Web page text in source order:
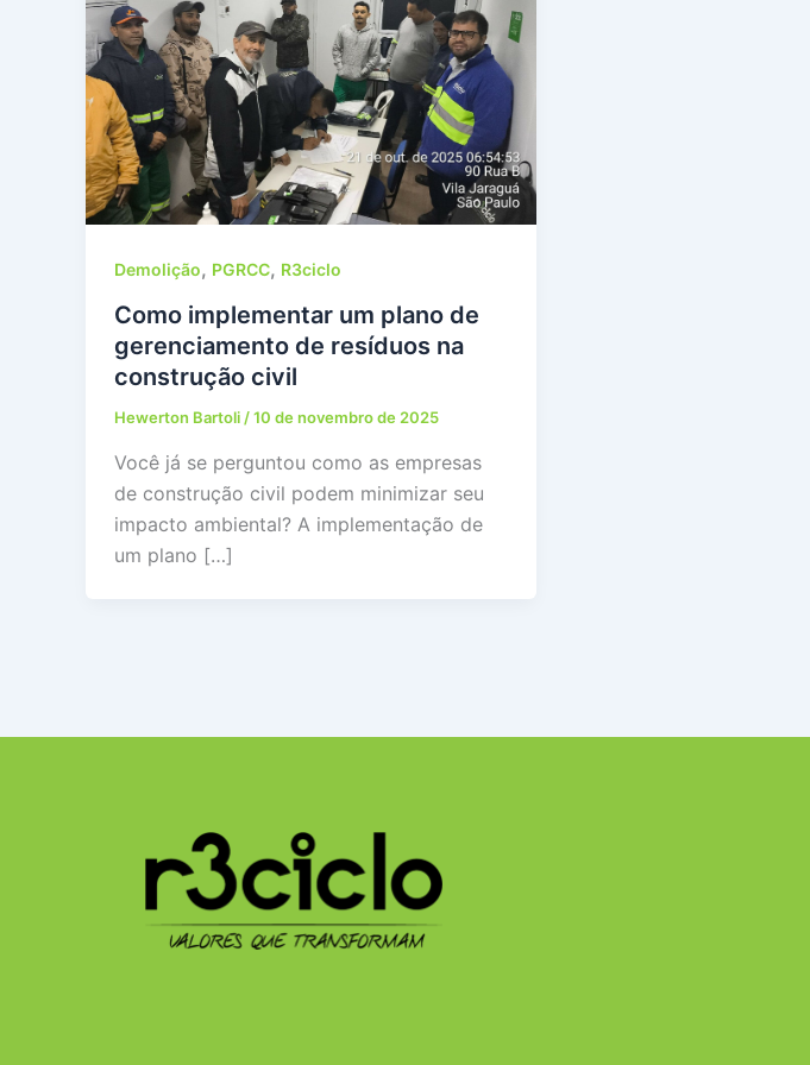
Demolição, PGRCC, R3ciclo
Como implementar um plano de
gerenciamento de resíduos na
construção civil
Hewerton Bartoli/10 de novembro de 2025
Você já se perguntou como as empresas
de construção civil podem minimizar seu
impacto ambiental? A implementação de
um plano […]